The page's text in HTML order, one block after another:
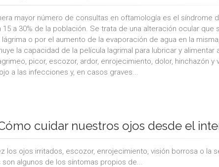
mayor número de consultas en oftamología es el síndrome
a 30% de la población. Se trata de una alteración ocular que
o por el aumento de la evaporación de agua en la
la capacidad de la película lagrimal para lubricar y alimentar
picor, escozor, ardor, enrojecimiento, dolor, hinchazón y
a las infecciones y, en casos graves...
cuidar nuestros ojos desde el
los ojos irritados, escozor, enrojecimiento, visión borrosa o la
algunos de los síntomas propios de...